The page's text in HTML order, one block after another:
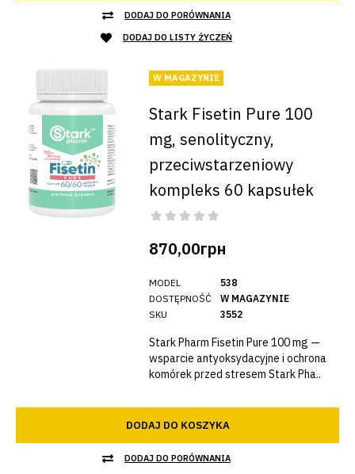
DODAJ DO PORÓWNANIA
DODAJ DO LISTY ŻYCZEŃ
W MAGAZYNIE
Stark Fisetin Pure 100
mg, senolityczny,
przeciwstarzeniowy
kompleks 60 kapsułek
870,00грн
MODEL
DOSTĘPNOŚĆ
SKU
538
W MAGAZYNIE
3552
Stark Pharm Fisetin Pure 100 mg —
wsparcie antyoksydacyjne i ochrona
komórek przed stresem Stark Pha..
DODAJ DO KOSZYKA
DODAJ DO PORÓWNANIA